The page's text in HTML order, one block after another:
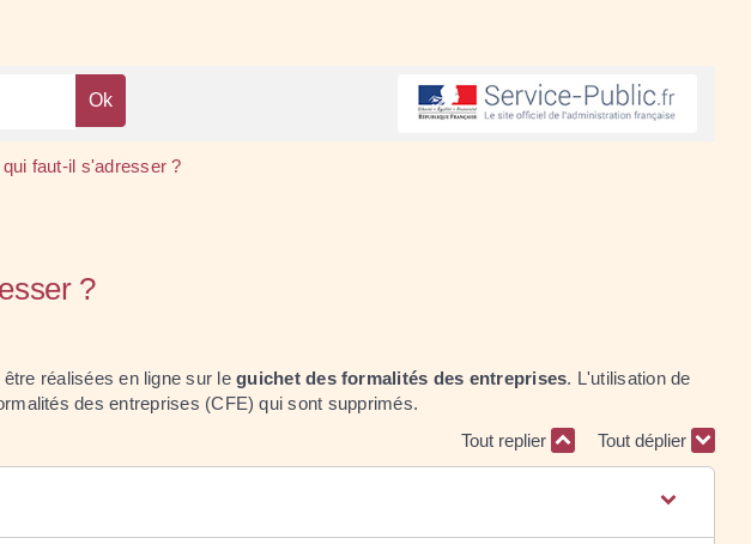
faut-il s'adresser ?
?
réalisées en ligne sur leguichet des formalités des entreprises. L'utilisation de
des entreprises (CFE) qui sont supprimés.
Tout replier
Tout déplier